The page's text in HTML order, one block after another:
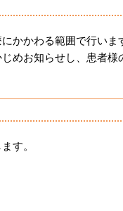
かかわる範囲で行いま
めお知らせし、患者様
す。